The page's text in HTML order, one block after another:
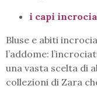
i capi
Bluse e abiti
l’addome:
una vasta scelta di
collezioni di Zara